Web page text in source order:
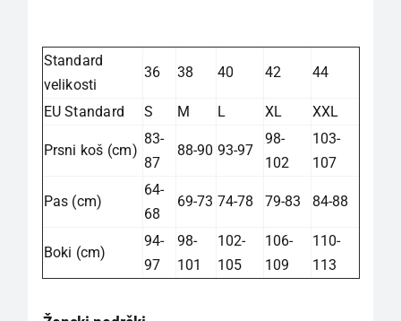
Standard
velikosti
36 38 40 42 44
EU Standard S M L XL XXL
Prsni koš (cm)
83-
87
88-90 93-97
98-
102
103-
107
Pas (cm)
64-
68
69-73 74-78 79-83 84-88
Boki (cm)
94-
97
98-
101
102-
105
106-
109
110-
113